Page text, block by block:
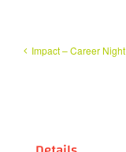
Impact – Career Night